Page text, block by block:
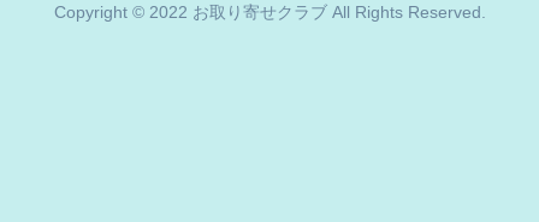
Copyright © 2022 お取り寄せクラブ All Rights Reserved.